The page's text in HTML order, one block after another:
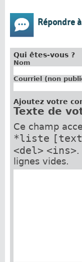
Répondre
Qui êtes-vous ?
Nom
Courriel (non
Ajoutez votre
Texte de
Ce champ
*liste
<del> <ins>.
lignes vides.